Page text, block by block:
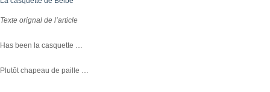
Texte orignal de l’article
Has been la casquette …
Plutôt chapeau de paille …